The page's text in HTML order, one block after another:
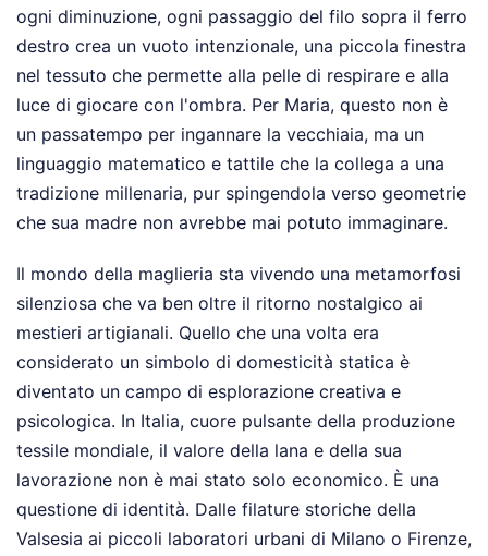
ogni diminuzione, ogni passaggio del filo sopra il ferro
destro crea un vuoto intenzionale, una piccola finestra
nel tessuto che permette alla pelle di respirare e alla
luce di giocare con l'ombra. Per Maria, questo non è
un passatempo per ingannare la vecchiaia, ma un
linguaggio matematico e tattile che la collega a una
tradizione millenaria, pur spingendola verso geometrie
che sua madre non avrebbe mai potuto immaginare.
Il mondo della maglieria sta vivendo una metamorfosi
silenziosa che va ben oltre il ritorno nostalgico ai
mestieri artigianali. Quello che una volta era
considerato un simbolo di domesticità statica è
diventato un campo di esplorazione creativa e
psicologica. In Italia, cuore pulsante della produzione
tessile mondiale, il valore della lana e della sua
lavorazione non è mai stato solo economico. È una
questione di identità. Dalle filature storiche della
Valsesia ai piccoli laboratori urbani di Milano o Firenze,